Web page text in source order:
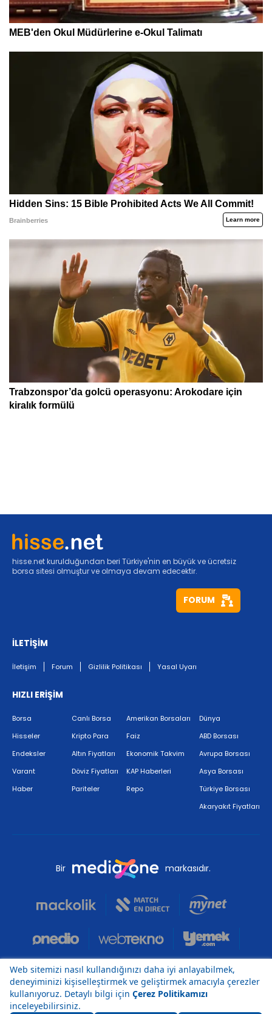
hisse.net kurulduğundan beri Türkiye'nin en büyük ve ücretsiz
borsa sitesi olmuştur ve olmaya devam edecektir.
FORUM
İLETİŞİM
İletişim Forum Gizlilik Politikası Yasal Uyarı
HIZLI ERİŞİM
Borsa
Hisseler
Endeksler
Varant
Haber
Canlı Borsa
Kripto Para
Altın Fiyatları
Döviz Fiyatları
Pariteler
Amerikan Borsaları
Faiz
Ekonomik Takvim
KAP Haberleri
Repo
Dünya
ABD Borsası
Avrupa Borsası
Asya Borsası
Türkiye Borsası
Akaryakıt Fiyatları
Bir markasıdır.